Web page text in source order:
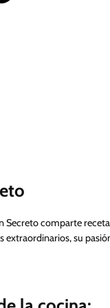
Secreto comparte
su